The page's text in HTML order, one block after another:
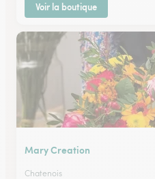
Voir la boutique
Mary Creation
Chatenois